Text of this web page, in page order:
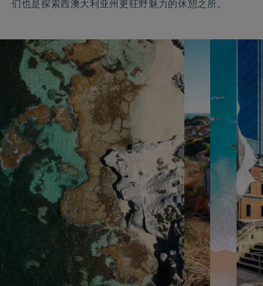
们也是探索西澳大利亚州更狂野魅力的休憩之所。